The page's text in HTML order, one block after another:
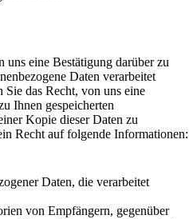
uns eine Bestätigung darüber zu
Daten verarbeitet
Sie das Recht, von uns eine
Ihnen gespeicherten
Kopie dieser Daten zu
Recht auf folgende Informationen:
Daten, die verarbeitet
von Empfängern, gegenüber